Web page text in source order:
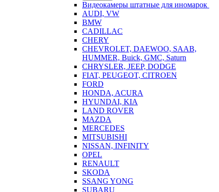
Видеокамеры штатные для иномарок
AUDI, VW
BMW
CADILLAC
CHERY
CHEVROLET, DAEWOO, SAAB,
HUMMER, Buick, GMC, Saturn
CHRYSLER, JEEP, DODGE
FIAT, PEUGEOT, CITROEN
FORD
HONDA, ACURA
HYUNDAI, KIA
LAND ROVER
MAZDA
MERCEDES
MITSUBISHI
NISSAN, INFINITY
OPEL
RENAULT
SKODA
SSANG YONG
SUBARU